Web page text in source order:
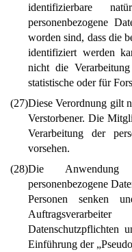
identifizierbare
personenbezogene
worden sind, dass die
identifiziert werden
nicht die
statistische oder für
(27)Diese Verordnung gilt
Verstorbener. Die
Verarbeitung der
vorsehen.
(28)Die Anwendung
personenbezogene
Personen senken
Datenschutzpflichten
Einführung der